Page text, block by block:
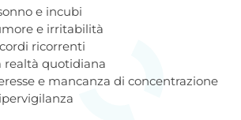
e incubi
e irritabilità
ricorrenti
realtà quotidiana
e mancanza di concentrazione